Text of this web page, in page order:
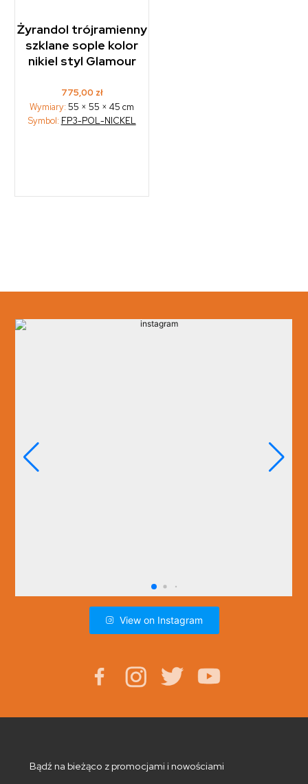
Żyrandol trójramienny
szklane sople kolor
nikiel styl Glamour
775,00 zł
Wymiary:55 × 55 × 45 cm
Symbol: FP3-POL-NICKEL
View on Instagram
Bądź na bieżąco z promocjami i nowościami